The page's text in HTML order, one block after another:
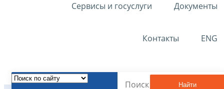
Сервисы и госуслуги Документы
Контакты ENG
Найти